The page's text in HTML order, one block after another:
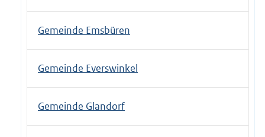
Gemeinde Emsbüren
Gemeinde Everswinkel
Gemeinde Glandorf